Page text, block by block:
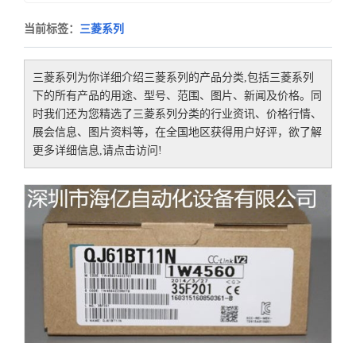
当前标签： 三菱系列
三菱系列 为你详细介绍三菱系列 的产品分类,包括三菱系列
下的所有产品的用途、型号、范围、图片、新闻及价格。同
时我们还为您精选了 三菱系列 分类的行业资讯、价格行情、
展会信息、图片资料等，在全国地区获得用户好评，欲了解
更多详细信息,请点击访问!